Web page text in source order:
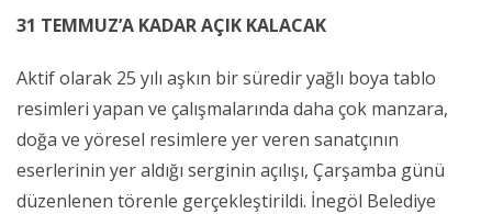
31 TEMMUZ’A KADAR AÇIK KALACAK
Aktif olarak 25 yılı aşkın bir süredir yağlı boya tablo
resimleri yapan ve çalışmalarında daha çok manzara,
doğa ve yöresel resimlere yer veren sanatçının
eserlerinin yer aldığı serginin açılışı, Çarşamba günü
düzenlenen törenle gerçekleştirildi. İnegöl Belediye